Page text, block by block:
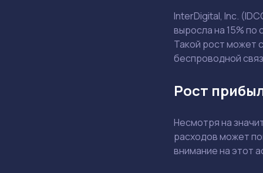
InterDigital, Inc.
выросла на 15%
Такой рост может
беспроводной
Рост
Несмотря на
расходов может
внимание на этот